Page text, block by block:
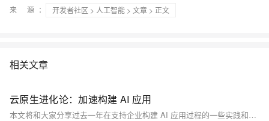
来 源：
开发者社区 > 人工智能 > 文章 > 正文
相关文章
云原生进化论：加速构建 AI 应用
本文将和大家分享过去一年在支持企业构建 AI 应用过程的一些实践和思考。